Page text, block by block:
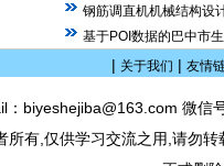
钢筋调直机机械结构设
基于POI数据的巴中市
| 关于我们 | 友情
：biyeshejiba@163.com 微
所有,仅供学习交流之用,请勿